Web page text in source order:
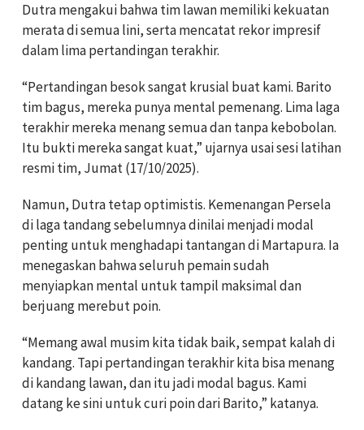
Dutra mengakui bahwa tim lawan memiliki kekuatan
merata di semua lini, serta mencatat rekor impresif
dalam lima pertandingan terakhir.
“Pertandingan besok sangat krusial buat kami. Barito
tim bagus, mereka punya mental pemenang. Lima laga
terakhir mereka menang semua dan tanpa kebobolan.
Itu bukti mereka sangat kuat,” ujarnya usai sesi latihan
resmi tim, Jumat (17/10/2025).
Namun, Dutra tetap optimistis. Kemenangan Persela
di laga tandang sebelumnya dinilai menjadi modal
penting untuk menghadapi tantangan di Martapura. Ia
menegaskan bahwa seluruh pemain sudah
menyiapkan mental untuk tampil maksimal dan
berjuang merebut poin.
“Memang awal musim kita tidak baik, sempat kalah di
kandang. Tapi pertandingan terakhir kita bisa menang
di kandang lawan, dan itu jadi modal bagus. Kami
datang ke sini untuk curi poin dari Barito,” katanya.